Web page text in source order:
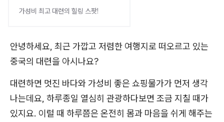
가성비 최고 대련의 힐링 스팟!
안녕하세요, 최근 가깝고 저렴한 여행지로 떠오르고 있는
중국의 대련을 아시나요?
대련하면 멋진 바다와 가성비 좋은 쇼핑물가가 먼저 생각
나는데요, 하루종일 열심히 관광하다보면 조금 지칠 때가
있지요. 이럴 때 하루쯤은 온전히 몸과 마음을 쉬게 해주는